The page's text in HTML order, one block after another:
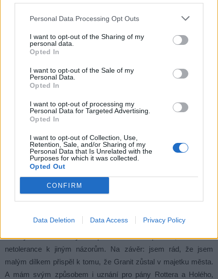
Personal Data Processing Opt Outs
I want to opt-out of the Sharing of my
personal data.
Opted In
I want to opt-out of the Sale of my
Personal Data.
Opted In
I want to opt-out of processing my
Personal Data for Targeted Advertising.
Opted In
I want to opt-out of Collection, Use,
Retention, Sale, and/or Sharing of my
Personal Data that Is Unrelated with the
Purposes for which it was collected.
Opted Out
CONFIRM
Data Deletion Data Access Privacy Policy
Pan Vařeka mne sice intenzitou svého vystoupení překvapil, ale
to je asi tak vše. Na vystoupení pana Vařeky ale zareagovali
pánové Hauser a Rotter. Vyjádření obou pánů o tom, že jsem
svým článkem zklamal já je, mne velice mrzí. Je to pro mne dosti
nepochopitelné i proto, že jej, jak řekli, nečetli. Já rozhodně
tlaku na investice, špatné plánování. Vadí mi agresivita pana
Vařeky vůči některým opozičním zastupitelům, vadí mi
netolerance k jiným názorům. Na závěr: jsem rád, že jsem
malým dílkem přispěl k tomu, že Granit zůstal v majetku města.
A mám svým způsobem i uznání pro pány Rottera a Holého,